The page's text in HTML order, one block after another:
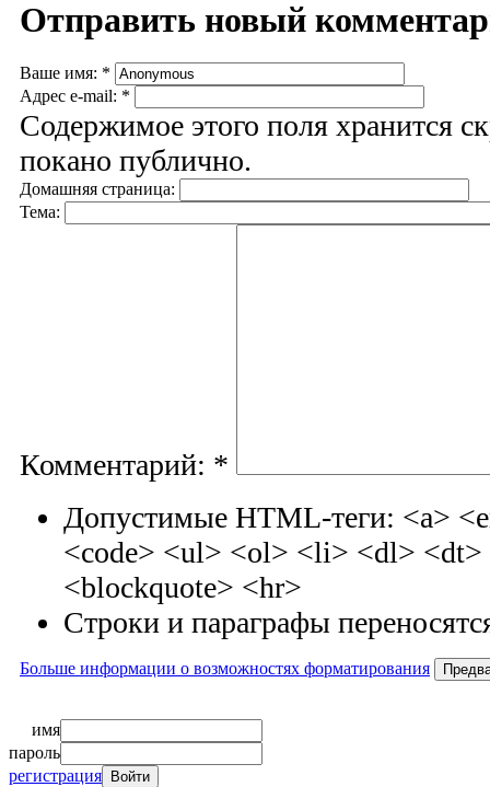
Отправить новый
Ваше имя: *
Адрес e-mail: *
Содержимое этого поля хранится
покано публично.
Домашняя страница:
Тема:
Комментарий: *
Допустимые HTML-теги: <a>
<code> <ul> <ol> <li> <dl> <dt>
<blockquote> <hr>
Строки и параграфы
Больше информации о возможностях форматирования
имя
пароль
регистрация